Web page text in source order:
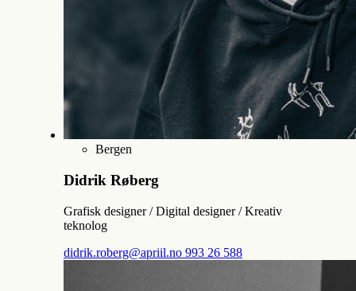
Bergen
Didrik Røberg
Grafisk designer / Digital designer / Kreativ
teknolog
didrik.roberg@apriil.no 993 26 588